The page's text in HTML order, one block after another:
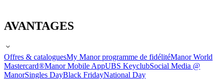
AVANTAGES
Offres & cataloguesMy Manor programme de fidélitéManor World
Mastercard®Manor Mobile AppUBS KeyclubSocial Media @
ManorSingles DayBlack FridayNational Day